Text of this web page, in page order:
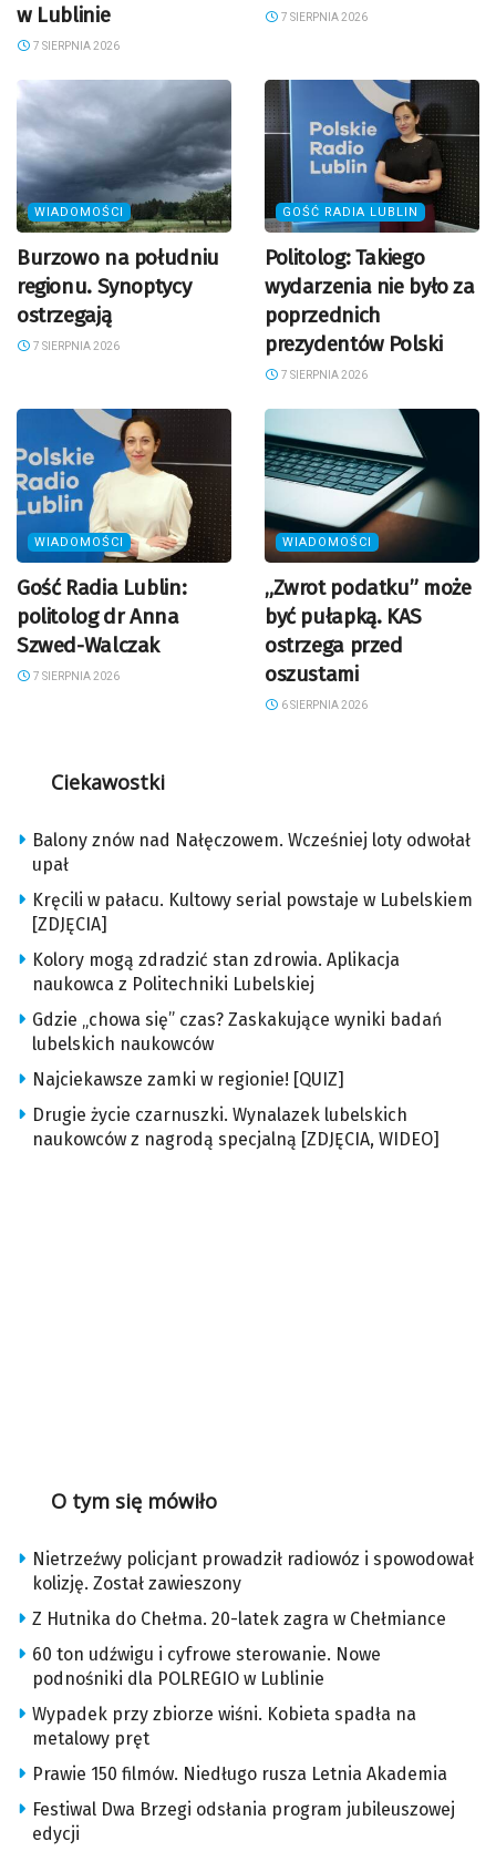
w Lublinie
7 SIERPNIA 2026
7 SIERPNIA 2026
WIADOMOŚCI
Burzowo na południu
regionu. Synoptycy
ostrzegają
7 SIERPNIA 2026
GOŚĆ RADIA LUBLIN
Politolog: Takiego
wydarzenia nie było za
poprzednich
prezydentów Polski
7 SIERPNIA 2026
WIADOMOŚCI
Gość Radia Lublin:
politolog dr Anna
Szwed-Walczak
7 SIERPNIA 2026
WIADOMOŚCI
„Zwrot podatku” może
być pułapką. KAS
ostrzega przed
oszustami
6 SIERPNIA 2026
Ciekawostki
Balony znów nad Nałęczowem. Wcześniej loty odwołał
upał
Kręcili w pałacu. Kultowy serial powstaje w Lubelskiem
[ZDJĘCIA]
Kolory mogą zdradzić stan zdrowia. Aplikacja
naukowca z Politechniki Lubelskiej
Gdzie „chowa się” czas? Zaskakujące wyniki badań
lubelskich naukowców
Najciekawsze zamki w regionie! [QUIZ]
Drugie życie czarnuszki. Wynalazek lubelskich
naukowców z nagrodą specjalną [ZDJĘCIA, WIDEO]
O tym się mówiło
Nietrzeźwy policjant prowadził radiowóz i spowodował
kolizję. Został zawieszony
Z Hutnika do Chełma. 20-latek zagra w Chełmiance
60 ton udźwigu i cyfrowe sterowanie. Nowe
podnośniki dla POLREGIO w Lublinie
Wypadek przy zbiorze wiśni. Kobieta spadła na
metalowy pręt
Prawie 150 filmów. Niedługo rusza Letnia Akademia
Festiwal Dwa Brzegi odsłania program jubileuszowej
edycji